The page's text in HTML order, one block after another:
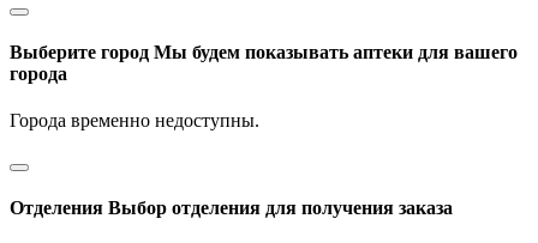
Выберите город Мы будем показывать аптеки для вашего
города
Города временно недоступны.
Отделения Выбор отделения для получения заказа